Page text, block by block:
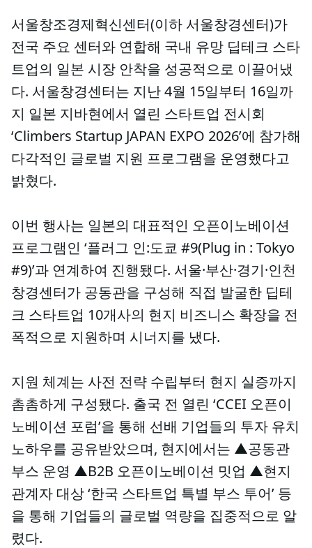
서울창조경제혁신센터(이하 서울창경센터)가
전국 주요 센터와 연합해 국내 유망 딥테크 스타
트업의 일본 시장 안착을 성공적으로 이끌어냈
다. 서울창경센터는 지난 4월 15일부터 16일까
지 일본 지바현에서 열린 스타트업 전시회
‘Climbers Startup JAPAN EXPO 2026’에 참가해
다각적인 글로벌 지원 프로그램을 운영했다고
밝혔다.
이번 행사는 일본의 대표적인 오픈이노베이션
프로그램인 ‘플러그 인:도쿄 #9(Plug in : Tokyo
#9)’과 연계하여 진행됐다. 서울·부산·경기·인천
창경센터가 공동관을 구성해 직접 발굴한 딥테
크 스타트업 10개사의 현지 비즈니스 확장을 전
폭적으로 지원하며 시너지를 냈다.
지원 체계는 사전 전략 수립부터 현지 실증까지
촘촘하게 구성됐다. 출국 전 열린 ‘CCEI 오픈이
노베이션 포럼’을 통해 선배 기업들의 투자 유치
노하우를 공유받았으며, 현지에서는 ▲공동관
부스 운영 ▲B2B 오픈이노베이션 밋업 ▲현지
관계자 대상 ‘한국 스타트업 특별 부스 투어’ 등
을 통해 기업들의 글로벌 역량을 집중적으로 알
렸다.